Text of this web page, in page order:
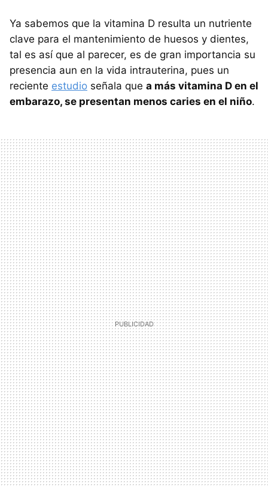
Ya sabemos que la vitamina D resulta un nutriente
clave para el mantenimiento de huesos y dientes,
tal es así que al parecer, es de gran importancia su
presencia aun en la vida intrauterina, pues un
reciente estudio señala que a más vitamina D en el
embarazo, se presentan menos caries en el niño.